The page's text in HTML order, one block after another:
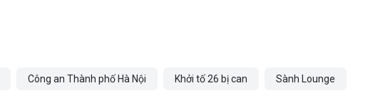
Công an Thành phố Hà Nội Khởi tố 26 bị can Sành Lounge